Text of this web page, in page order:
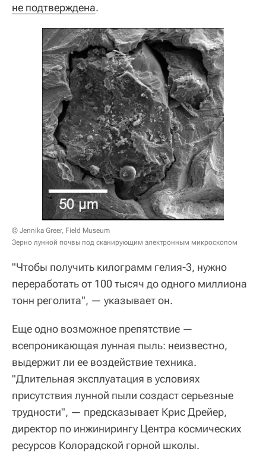
не подтверждена.
© Jennika Greer, Field Museum
Зерно лунной почвы под сканирующим электронным микроскопом
"Чтобы получить килограмм гелия-3, нужно
переработать от 100 тысяч до одного миллиона
тонн реголита", — указывает он.
Еще одно возможное препятствие —
всепроникающая лунная пыль: неизвестно,
выдержит ли ее воздействие техника.
"Длительная эксплуатация в условиях
присутствия лунной пыли создаст серьезные
трудности", — предсказывает Крис Дрейер,
директор по инжинирингу Центра космических
ресурсов Колорадской горной школы.